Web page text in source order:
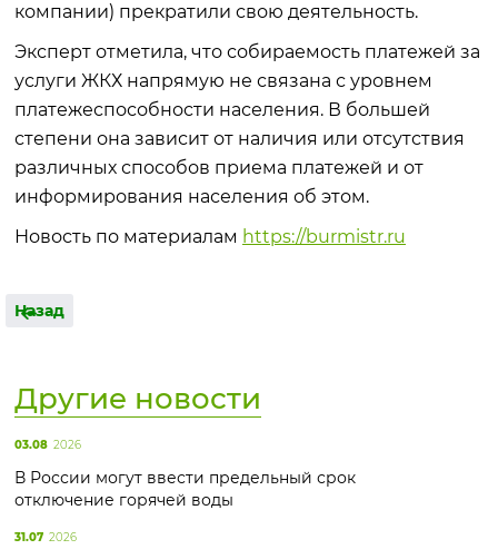
компании) прекратили свою деятельность.
Эксперт отметила, что собираемость платежей за
услуги ЖКХ напрямую не связана с уровнем
платежеспособности населения. В большей
степени она зависит от наличия или отсутствия
различных способов приема платежей и от
информирования населения об этом.
Новость по материалам https://burmistr.ru
Назад
Другие новости
03.08 2026
В России могут ввести предельный срок
отключение горячей воды
31.07 2026